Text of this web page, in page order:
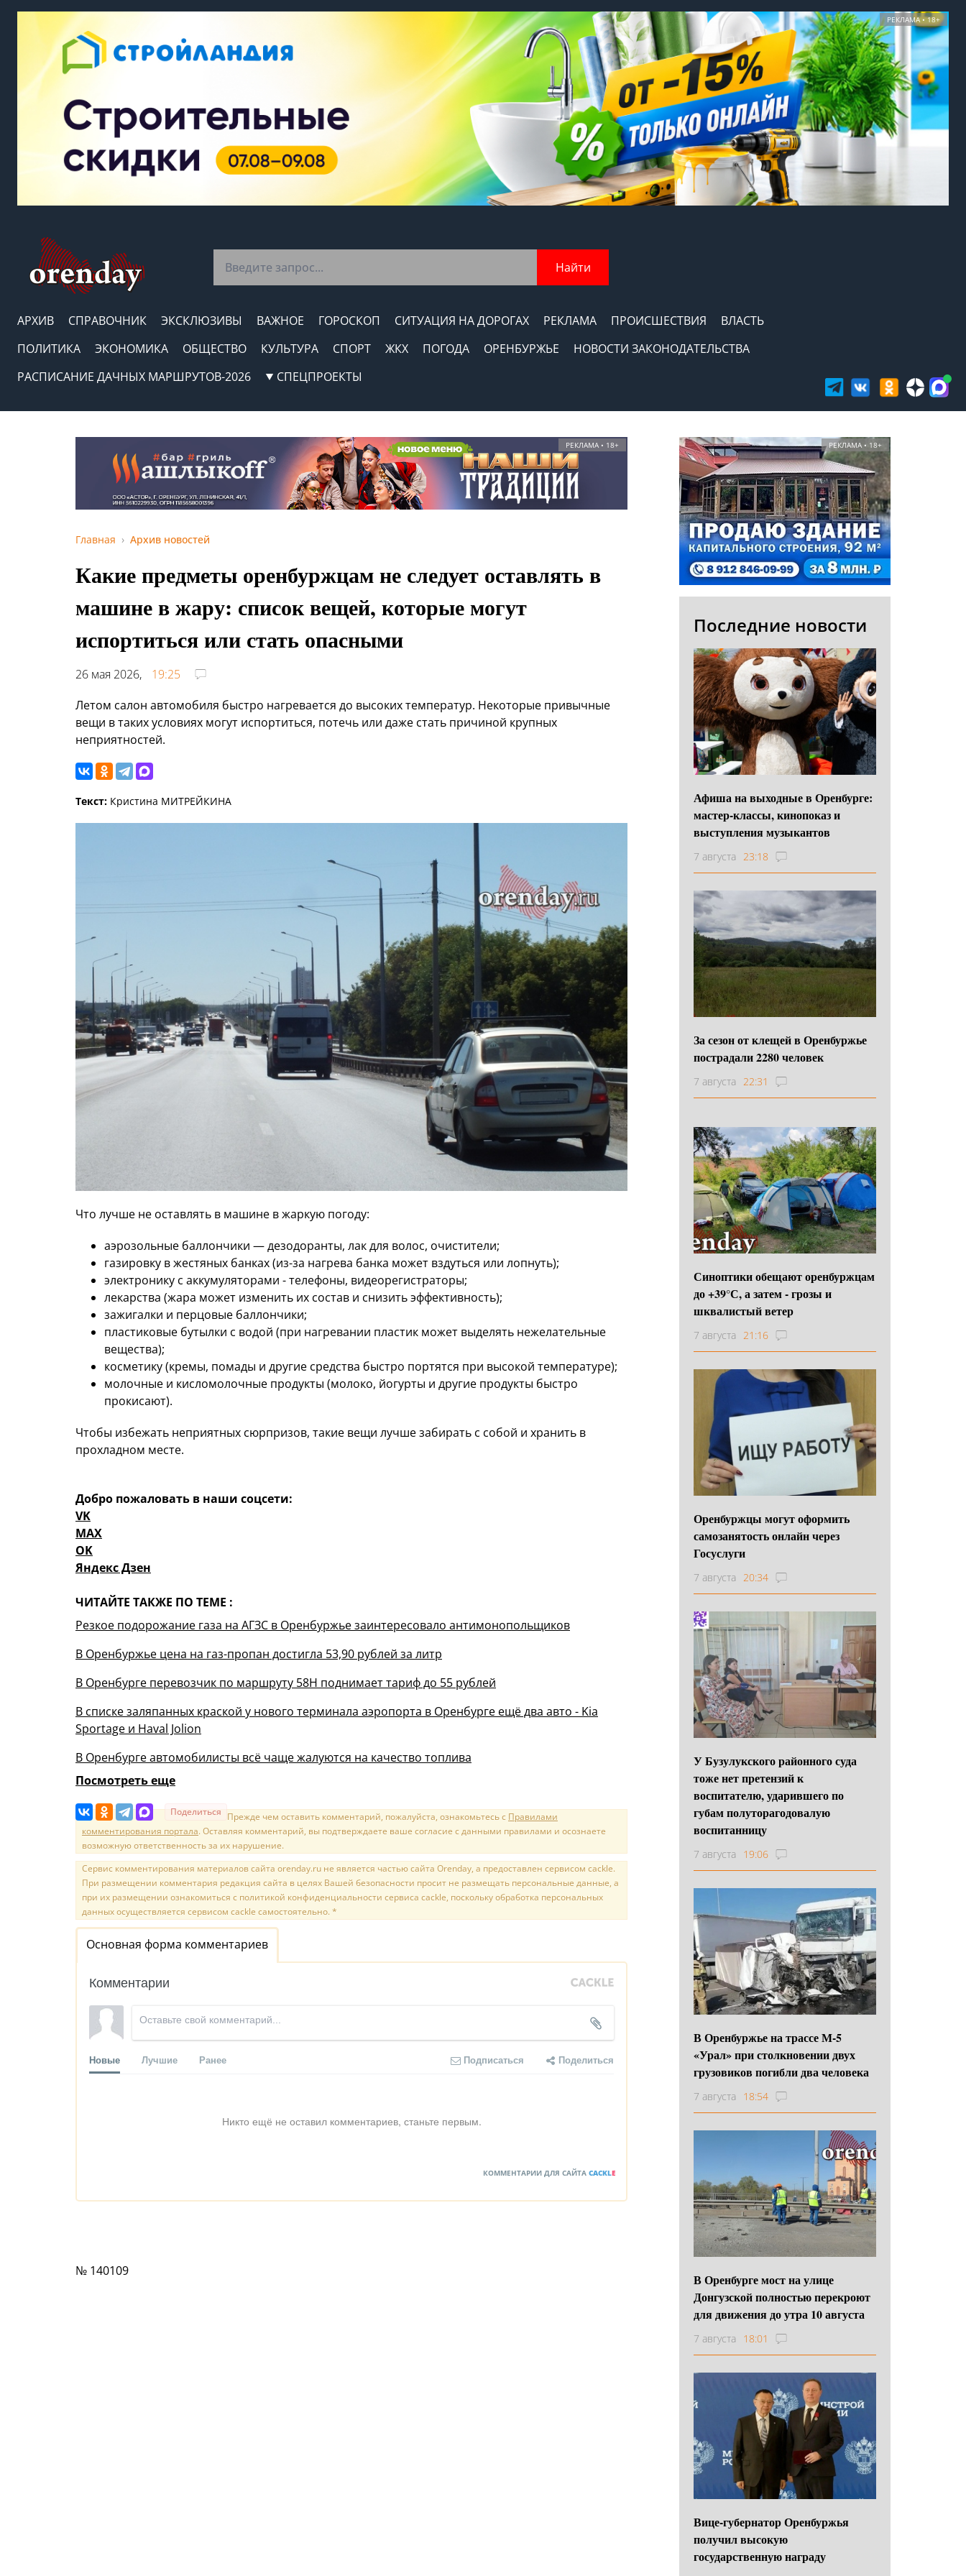
РЕКЛАМА • 18+
Найти
АРХИВ СПРАВОЧНИК ЭКСКЛЮЗИВЫ ВАЖНОЕ ГОРОСКОП СИТУАЦИЯ НА ДОРОГАХ РЕКЛАМА ПРОИСШЕСТВИЯ
ВЛАСТЬ
ПОЛИТИКА
ЭКОНОМИКА ОБЩЕСТВО КУЛЬТУРА СПОРТ ЖКХ ПОГОДА ОРЕНБУРЖЬЕ
НОВОСТИ ЗАКОНОДАТЕЛЬСТВА
РАСПИСАНИЕ ДАЧНЫХ МАРШРУТОВ-2026
СПЕЦПРОЕКТЫ
РЕКЛАМА • 18+
Главная Архив новостей
Какие предметы оренбуржцам не следует оставлять в
машине в жару: список вещей, которые могут
испортиться или стать опасными
26 мая 2026,
19:25
Летом салон автомобиля быстро нагревается до высоких температур. Некоторые привычные
вещи в таких условиях могут испортиться, потечь или даже стать причиной крупных
неприятностей.
Текст: Кристина МИТРЕЙКИНА
Что лучше не оставлять в машине в жаркую погоду:
аэрозольные баллончики — дезодоранты, лак для волос, очистители;
газировку в жестяных банках (из-за нагрева банка может вздуться или лопнуть);
электронику с аккумуляторами - телефоны, видеорегистраторы;
лекарства (жара может изменить их состав и снизить эффективность);
зажигалки и перцовые баллончики;
пластиковые бутылки с водой (при нагревании пластик может выделять нежелательные
вещества);
косметику (кремы, помады и другие средства быстро портятся при высокой температуре);
молочные и кисломолочные продукты (молоко, йогурты и другие продукты быстро
прокисают).
Чтобы избежать неприятных сюрпризов, такие вещи лучше забирать с собой и хранить в
прохладном месте.
Добро пожаловать в наши соцсети:
VK
MAX
OK
Яндекс Дзен
ЧИТАЙТЕ ТАКЖЕ ПО ТЕМЕ :
Резкое подорожание газа на АГЗС в Оренбуржье заинтересовало антимонопольщиков
В Оренбуржье цена на газ-пропан достигла 53,90 рублей за литр
В Оренбурге перевозчик по маршруту 58Н поднимает тариф до 55 рублей
В списке заляпанных краской у нового терминала аэропорта в Оренбурге ещё два авто - Kia
Sportage и Haval Jolion
В Оренбурге автомобилисты всё чаще жалуются на качество топлива
Посмотреть еще
Поделиться Прежде чем оставить комментарий, пожалуйста, ознакомьтесь с Правилами
комментирования портала. Оставляя комментарий, вы подтверждаете ваше согласие с данными правилами и осознаете
возможную ответственность за их нарушение.
Сервис комментирования материалов сайта orenday.ru не является частью сайта Orenday, а предоставлен сервисом cackle.
При размещении комментария редакция сайта в целях Вашей безопасности просит не размещать персональные данные, а
при их размещении ознакомиться с политикой конфиденциальности сервиса cackle, поскольку обработка персональных
данных осуществляется сервисом cackle самостоятельно. *
Основная форма комментариев
Комментарии
Новые Лучшие Ранее Подписаться Поделиться
Никто ещё не оставил комментариев, станьте первым.
КОММЕНТАРИИ ДЛЯ САЙТА CACKLE
№ 140109
РЕКЛАМА • 18+
Последние новости
Афиша на выходные в Оренбурге:
мастер-классы, кинопоказ и
выступления музыкантов
7 августа 23:18
За сезон от клещей в Оренбуржье
пострадали 2280 человек
7 августа 22:31
Синоптики обещают оренбуржцам
до +39°С, а затем - грозы и
шквалистый ветер
7 августа 21:16
Оренбуржцы могут оформить
самозанятость онлайн через
Госуслуги
7 августа 20:34
У Бузулукского районного суда
тоже нет претензий к
воспитателю, ударившего по
губам полуторагодовалую
воспитанницу
7 августа 19:06
В Оренбуржье на трассе М-5
«Урал» при столкновении двух
грузовиков погибли два человека
7 августа 18:54
В Оренбурге мост на улице
Донгузской полностью перекроют
для движения до утра 10 августа
7 августа 18:01
Вице-губернатор Оренбуржья
получил высокую
государственную награду